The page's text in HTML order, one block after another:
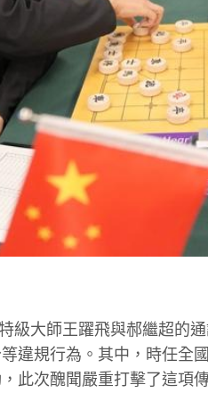
級大師王躍飛與郝繼超的
違規行為。其中，時任全
此次醜聞嚴重打擊了這項